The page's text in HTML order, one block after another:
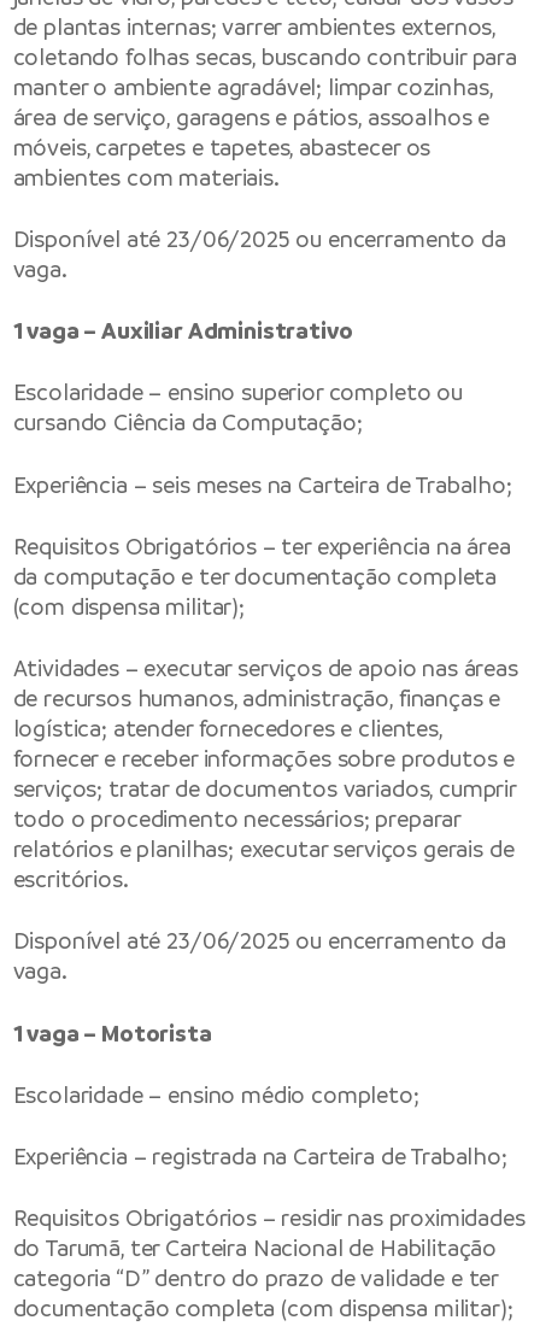
de plantas internas; varrer ambientes externos,
coletando folhas secas, buscando contribuir para
manter o ambiente agradável; limpar cozinhas,
área de serviço, garagens e pátios, assoalhos e
móveis, carpetes e tapetes, abastecer os
ambientes com materiais.
Disponível até 23/06/2025 ou encerramento da
vaga.
1 vaga – Auxiliar Administrativo
Escolaridade – ensino superior completo ou
cursando Ciência da Computação;
Experiência – seis meses na Carteira de Trabalho;
Requisitos Obrigatórios – ter experiência na área
da computação e ter documentação completa
(com dispensa militar);
Atividades – executar serviços de apoio nas áreas
de recursos humanos, administração, finanças e
logística; atender fornecedores e clientes,
fornecer e receber informações sobre produtos e
serviços; tratar de documentos variados, cumprir
todo o procedimento necessários; preparar
relatórios e planilhas; executar serviços gerais de
escritórios.
Disponível até 23/06/2025 ou encerramento da
vaga.
1 vaga – Motorista
Escolaridade – ensino médio completo;
Experiência – registrada na Carteira de Trabalho;
Requisitos Obrigatórios – residir nas proximidades
do Tarumã, ter Carteira Nacional de Habilitação
categoria “D” dentro do prazo de validade e ter
documentação completa (com dispensa militar);